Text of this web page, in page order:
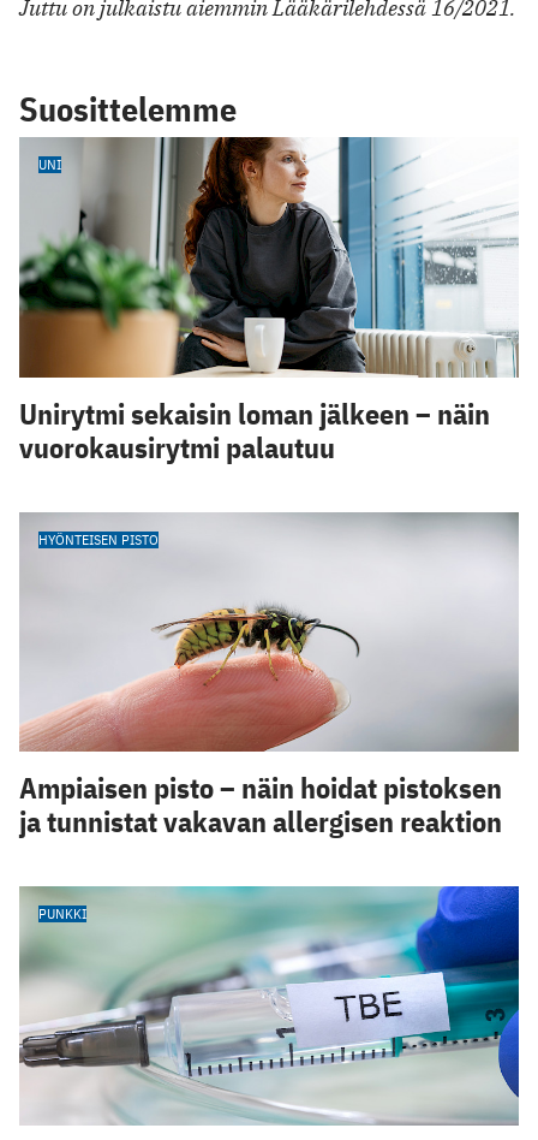
Juttu on julkaistu aiemmin Lääkärilehdessä 16/2021.
Suosittelemme
UNI
Unirytmi sekaisin loman jälkeen – näin
vuorokausirytmi palautuu
HYÖNTEISEN PISTO
Ampiaisen pisto – näin hoidat pistoksen
ja tunnistat vakavan allergisen reaktion
PUNKKI